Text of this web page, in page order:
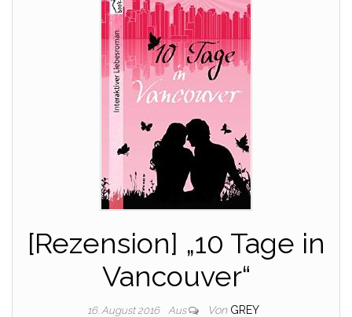
[Rezension] „10 Tage in
Vancouver“
16. August 2016 Aus Von GREY